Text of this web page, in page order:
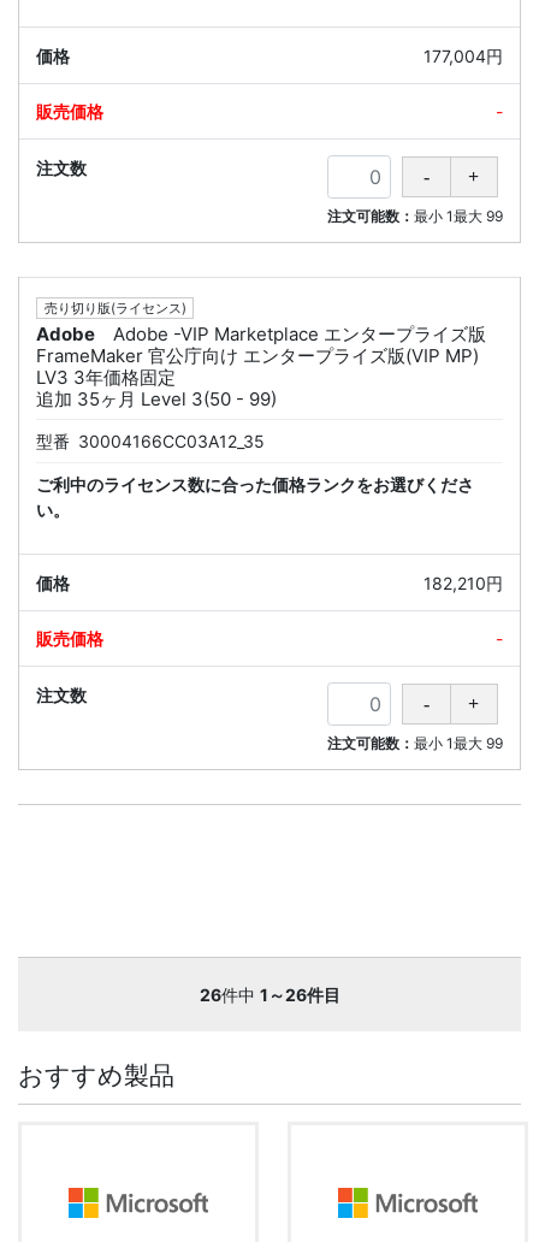
177,004円
-
注文可能数： 最小 1最大 99
売り切り版(ライセンス)
Adobe
Adobe -VIP Marketplace エンタープライズ版
FrameMaker 官公庁向け エンタープライズ版(VIP MP)
LV3 3年価格固定
追加 35ヶ月 Level 3(50 - 99)
型番 30004166CC03A12_35
ご利中のライセンス数に合った価格ランクをお選びくださ
い。
182,210円
-
注文可能数： 最小 1最大 99
26件中 1～26件目
おすすめ製品